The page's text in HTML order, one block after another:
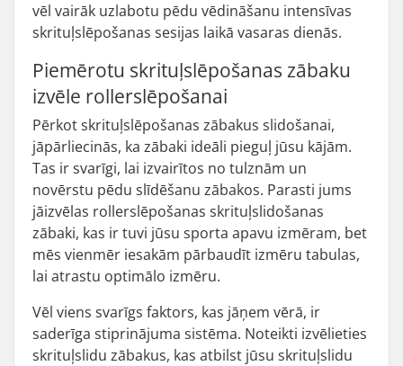
vēl vairāk uzlabotu pēdu vēdināšanu intensīvas
skrituļslēpošanas sesijas laikā vasaras dienās.
Piemērotu skrituļslēpošanas zābaku
izvēle rollerslēpošanai
Pērkot skrituļslēpošanas zābakus slidošanai,
jāpārliecinās, ka zābaki ideāli pieguļ jūsu kājām.
Tas ir svarīgi, lai izvairītos no tulznām un
novērstu pēdu slīdēšanu zābakos. Parasti jums
jāizvēlas rollerslēpošanas skrituļslidošanas
zābaki, kas ir tuvi jūsu sporta apavu izmēram, bet
mēs vienmēr iesakām pārbaudīt izmēru tabulas,
lai atrastu optimālo izmēru.
Vēl viens svarīgs faktors, kas jāņem vērā, ir
saderīga stiprinājuma sistēma. Noteikti izvēlieties
skrituļslidu zābakus, kas atbilst jūsu skrituļslidu